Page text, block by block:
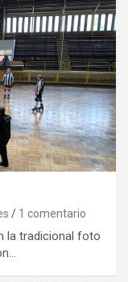
1 comentario
la tradicional foto